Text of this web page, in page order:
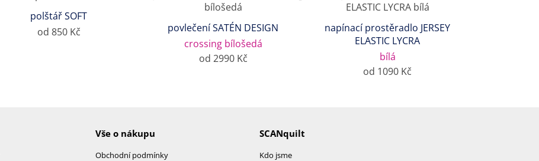
polštář SOFT
od 850 Kč
povlečení SATÉN DESIGN
crossing bílošedá
od 2990 Kč
napínací prostěradlo JERSEY
ELASTIC LYCRA
bílá
od 1090 Kč
Vše o nákupu
Obchodní podmínky
SCANquilt
Kdo jsme